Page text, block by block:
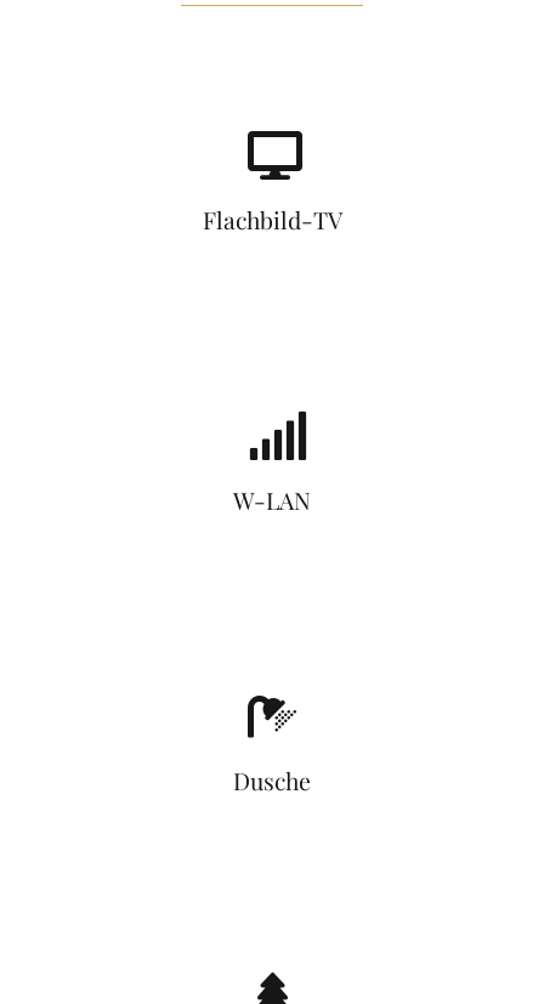
Flachbild-TV
W-LAN
Dusche